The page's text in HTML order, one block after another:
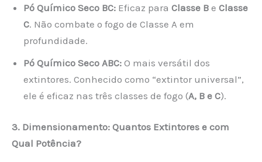
Pó Químico Seco BC: Eficaz para Classe B e Classe
C. Não combate o fogo de Classe A em
profundidade.
Pó Químico Seco ABC: O mais versátil dos
extintores. Conhecido como “extintor universal”,
ele é eficaz nas três classes de fogo (A, B e C).
3. Dimensionamento: Quantos Extintores e com
Qual Potência?